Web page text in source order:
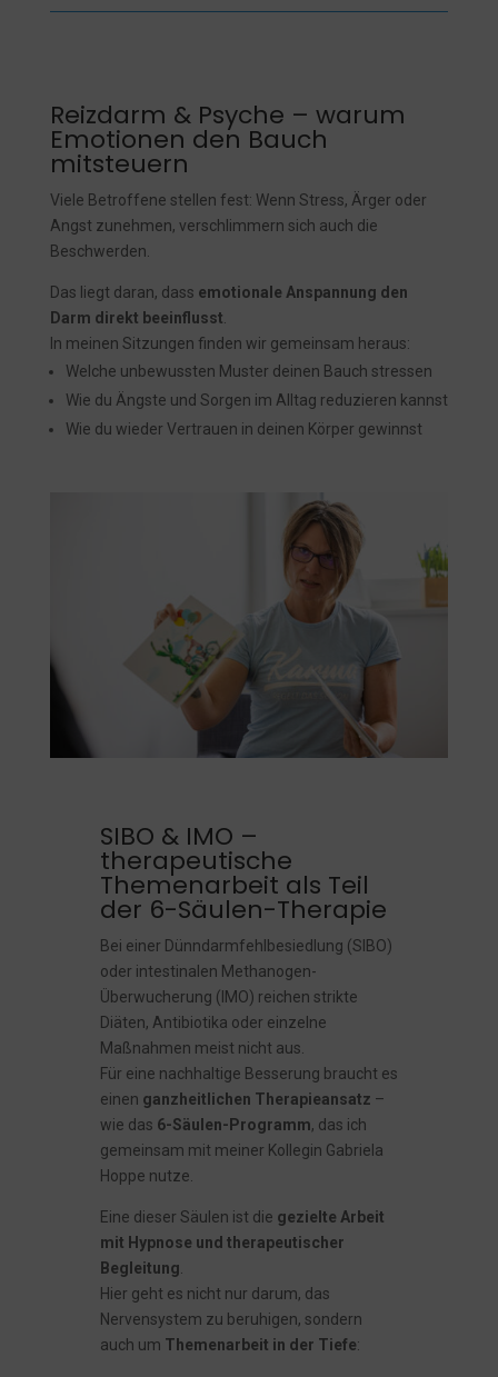
Reizdarm & Psyche – warum
Emotionen den Bauch
mitsteuern
Viele Betroffene stellen fest: Wenn Stress, Ärger oder
Angst zunehmen, verschlimmern sich auch die
Beschwerden.
Das liegt daran, dass emotionale Anspannung den
Darm direkt beeinflusst
In meinen Sitzungen finden wir gemeinsam heraus:
Welche unbewussten Muster deinen Bauch stressen
Wie du Ängste und Sorgen im Alltag reduzieren kannst
Wie du wieder Vertrauen in deinen Körper gewinnst
SIBO & IMO –
therapeutische
Themenarbeit als Teil
der 6-Säulen-Therapie
Bei einer Dünndarmfehlbesiedlung (SIBO)
oder intestinalen Methanogen-
Überwucherung (IMO) reichen strikte
Diäten, Antibiotika oder einzelne
Maßnahmen meist nicht aus.
Für eine nachhaltige Besserung braucht es
einen ganzheitlichen Therapieansatz –
wie das 6-Säulen-Programm, das ich
gemeinsam mit meiner Kollegin Gabriela
Hoppe nutze.
Eine dieser Säulen ist die gezielte Arbeit
mit Hypnose und therapeutischer
Begleitung
Hier geht es nicht nur darum, das
Nervensystem zu beruhigen, sondern
auch um Themenarbeit in der Tiefe: